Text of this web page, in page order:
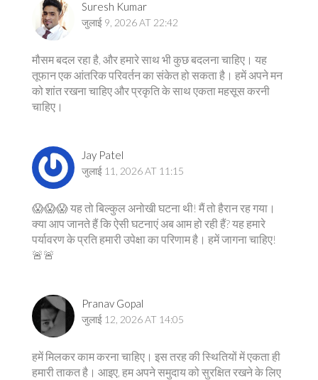
Suresh Kumar
जुलाई 9, 2026 AT 22:42
मौसम बदल रहा है, और हमारे साथ भी कुछ बदलना चाहिए। यह
तूफान एक आंतरिक परिवर्तन का संकेत हो सकता है। हमें अपने मन
को शांत रखना चाहिए और प्रकृति के साथ एकता महसूस करनी
चाहिए।
Jay Patel
जुलाई 11, 2026 AT 11:15
😱😱😱 यह तो बिल्कुल अनोखी घटना थी! मैं तो हैरान रह गया।
क्या आप जानते हैं कि ऐसी घटनाएं अब आम हो रही हैं? यह हमारे
पर्यावरण के प्रति हमारी उपेक्षा का परिणाम है। हमें जागना चाहिए!
🚨🚨
Pranav Gopal
जुलाई 12, 2026 AT 14:05
हमें मिलकर काम करना चाहिए। इस तरह की स्थितियों में एकता ही
हमारी ताकत है। आइए, हम अपने समुदाय को सुरक्षित रखने के लिए